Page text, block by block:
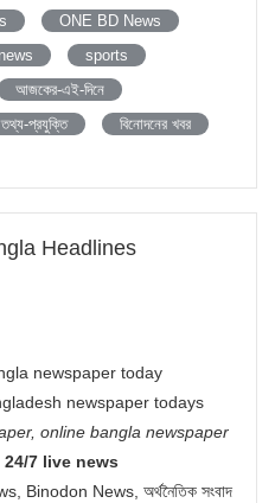
ONE BD News
sports
আজকের-এই-দিনে
তথ্য-প্রযুক্তি
বিনোদনের খবর
Headlines
newspaper today
newspaper todays
online bangla newspaper
7 live news
News, অর্থনৈতিক সংবাদ